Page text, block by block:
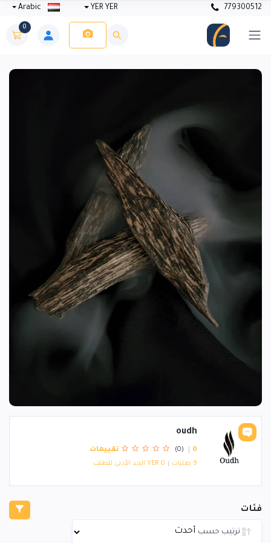
779300512
YER YER
0
oudh
(0) 0 تقييمات
9 طلبات YER 0 الحد الأدنى للطلب
فئات
ترتيب حسب